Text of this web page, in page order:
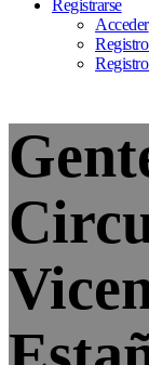
Registrarse
Acceder